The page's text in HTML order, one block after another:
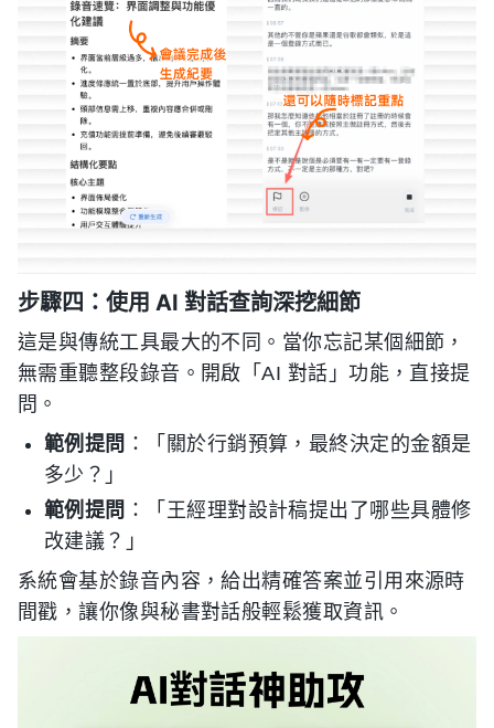
步驟四：使用 AI 對話查詢深挖細節
這是與傳統工具最大的不同。當你忘記某個細節，
無需重聽整段錄音。開啟「AI 對話」功能，直接提
問。
範例提問 ：「關於行銷預算，最終決定的金額是
多少？」
範例提問 ：「王經理對設計稿提出了哪些具體修
改建議？」
系統會基於錄音內容，給出精確答案並引用來源時
間戳，讓你像與秘書對話般輕鬆獲取資訊。